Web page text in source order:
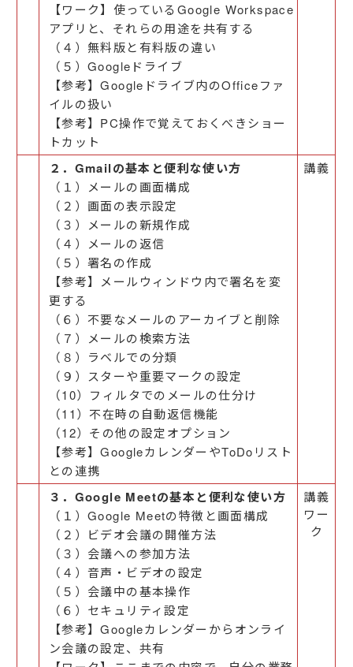
【ワーク】使っているGoogle Workspace
アプリと、それらの用途を共有する
（４）無料版と有料版の違い
（５）Googleドライブ
【参考】Googleドライブ内のOfficeファ
イルの扱い
【参考】PC操作で覚えておくべきショー
トカット
２．Gmailの基本と便利な使い方
（１）メールの画面構成
（２）画面の表示設定
（３）メールの新規作成
（４）メールの返信
（５）署名の作成
【参考】メールウィンドウ内で署名を変
更する
（６）不要なメールのアーカイブと削除
（７）メールの検索方法
（８）ラベルでの分類
（９）スターや重要マークの設定
（10）フィルタでのメールの仕分け
（11）不在時の自動返信機能
（12）その他の設定オプション
【参考】GoogleカレンダーやToDoリスト
との連携
講義
３．Google Meetの基本と便利な使い方
（１）Google Meetの特徴と画面構成
（２）ビデオ会議の開催方法
（３）会議への参加方法
（４）音声・ビデオの設定
（５）会議中の基本操作
（６）セキュリティ設定
【参考】Googleカレンダーからオンライ
ン会議の設定、共有
講義
ワー
ク